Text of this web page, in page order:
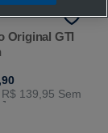
Original GTI
R$ 139,95 Sem
Juros